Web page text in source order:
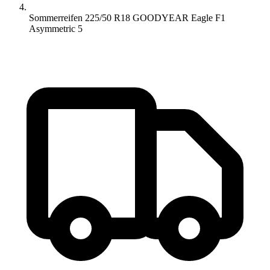
Sommerreifen 225/50 R18 GOODYEAR Eagle F1
Asymmetric 5